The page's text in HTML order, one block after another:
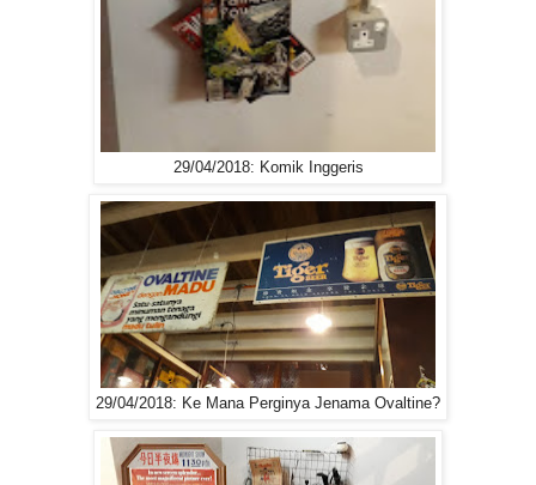
29/04/2018: Komik Inggeris
29/04/2018: Ke Mana Perginya Jenama Ovaltine?